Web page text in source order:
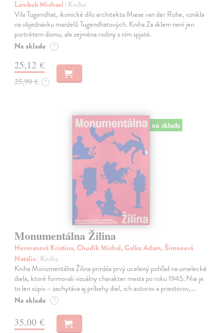
Lambek Michael | Kniha
Vila Tugendhat, ikonické dílo architekta Miese van der Rohe, vznikla
na objednávku manželů Tugendhatových. Kniha Za sklem není jen
portrétem domu, ale zejména rodiny s ním spjaté.
Na sklade ?
25,12 €
25,90 € ?
na sklade
Monumentálna Žilina
Hermanová Kristína, Chudík Michal, Galko Adam, Šimonová
Natália| Kniha
Kniha Monumentálna Žilina prináša prvý ucelený pohľad na umelecké
diela, ktoré formovali vizuálny charakter mesta po roku 1945. Nie je
to len súpis – zachytáva aj príbehy diel, ich autorov a priestorov,…
Na sklade ?
35,00 €